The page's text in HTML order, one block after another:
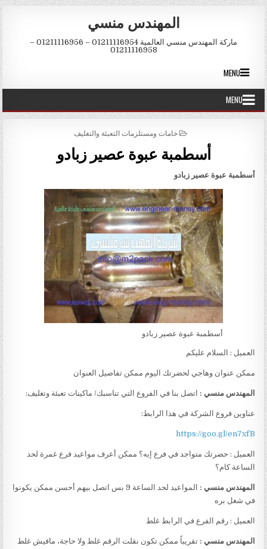
Skip to content
المهندس منسي
ماركة المهندس منسي العالمية 01211116954 – 01211116956 –
01211116958
MENU
MENU
POSTED IN
خامات ومستلزمات التعبئة والتغليف
أسطمبة عبوة عصير زبادو
أسطمبة عبوة عصير زبادو
أسطمبة عبوة عصير زبادو
العميل : السلام عليكم
ممكن عنوان وهاجي لحضرتك اليوم ممكن تفاصيل العنوان
المهندس منسي : اتصل بنا في الفروع التي تناسبك/ ماكينات تعبئة وتغليف:
عناوين فروع الشركة في هذا الرابط:
https://goo.gl/en7xfB
العميل : حضرتك متواجد في فرع إيه؟ ممكن أعرف مواعيد فرع غمرة لحد
الساعة كام؟
المهندس منسي :
المواعيد لحد الساعة 9 بس اتصل بيهم أحسن ممكن يكونوا
في شغل بره
العميل : رقم الفرع في الرابط غلط
المهندس منسي :تقريباً ممكن تكون نقلت الرقم غلط ولا حاجة، مافيش غلط